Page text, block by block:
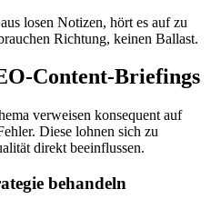
losen Notizen, hört es auf zu
Richtung, keinen Ballast.
Content-Briefings
verweisen konsequent auf
Diese lohnen sich zu
direkt beeinflussen.
behandeln